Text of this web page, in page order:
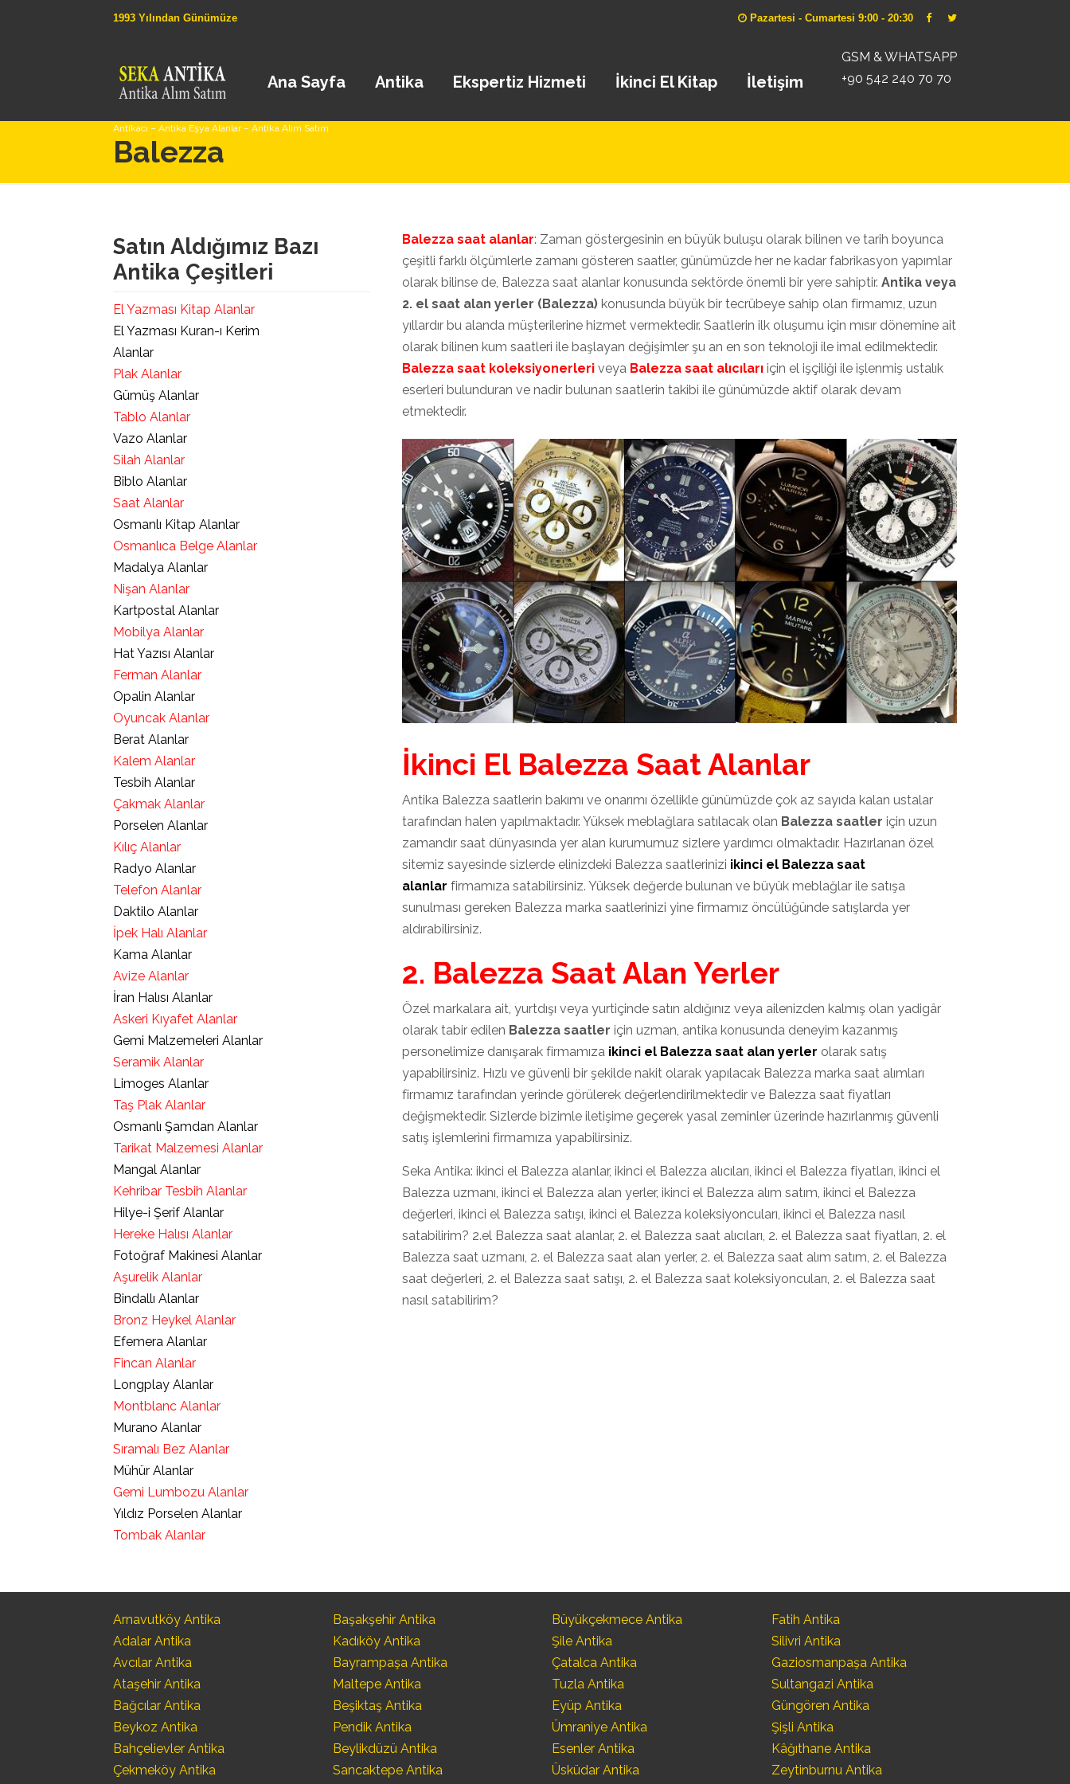
1993 Yılından Günümüze Pazartesi - Cumartesi 9:00 - 20:30
Antikacı – Antika Eşya Alanlar – Antika Alım Satım
GSM & WHATSAPP
+90 542 240 70 70
Ana Sayfa Antika Ekspertiz Hizmeti İkinci El Kitap İletişim
Balezza
Balezza saat alanlar: Zaman göstergesinin en büyük buluşu olarak bilinen ve tarih boyunca
çeşitli farklı ölçümlerle zamanı gösteren saatler, günümüzde her ne kadar fabrikasyon yapımlar
olarak bilinse de, Balezza saat alanlar konusunda sektörde önemli bir yere sahiptir. Antika veya
2. el saat alan yerler (Balezza) konusunda büyük bir tecrübeye sahip olan firmamız, uzun
yıllardır bu alanda müşterilerine hizmet vermektedir. Saatlerin ilk oluşumu için mısır dönemine ait
olarak bilinen kum saatleri ile başlayan değişimler şu an en son teknoloji ile imal edilmektedir.
Balezza saat koleksiyonerleri veya Balezza saat alıcıları için el işçiliği ile işlenmiş ustalık
eserleri bulunduran ve nadir bulunan saatlerin takibi ile günümüzde aktif olarak devam
etmektedir.
İkinci El Balezza Saat Alanlar
Antika Balezza saatlerin bakımı ve onarımı özellikle günümüzde çok az sayıda kalan ustalar
tarafından halen yapılmaktadır. Yüksek meblağlara satılacak olan Balezza saatler için uzun
zamandır saat dünyasında yer alan kurumumuz sizlere yardımcı olmaktadır. Hazırlanan özel
sitemiz sayesinde sizlerde elinizdeki Balezza saatlerinizi ikinci el Balezza saat
alanlar firmamıza satabilirsiniz. Yüksek değerde bulunan ve büyük meblağlar ile satışa
sunulması gereken Balezza marka saatlerinizi yine firmamız öncülüğünde satışlarda yer
aldırabilirsiniz.
2. Balezza Saat Alan Yerler
Özel markalara ait, yurtdışı veya yurtiçinde satın aldığınız veya ailenizden kalmış olan yadigâr
olarak tabir edilen Balezza saatler için uzman, antika konusunda deneyim kazanmış
personelimize danışarak firmamıza ikinci el Balezza saat alan yerler olarak satış
yapabilirsiniz. Hızlı ve güvenli bir şekilde nakit olarak yapılacak Balezza marka saat alımları
firmamız tarafından yerinde görülerek değerlendirilmektedir ve Balezza saat fiyatları
değişmektedir. Sizlerde bizimle iletişime geçerek yasal zeminler üzerinde hazırlanmış güvenli
satış işlemlerini firmamıza yapabilirsiniz.
Seka Antika: ikinci el Balezza alanlar, ikinci el Balezza alıcıları, ikinci el Balezza fiyatları, ikinci el
Balezza uzmanı, ikinci el Balezza alan yerler, ikinci el Balezza alım satım, ikinci el Balezza
değerleri, ikinci el Balezza satışı, ikinci el Balezza koleksiyoncuları, ikinci el Balezza nasıl
satabilirim? 2.el Balezza saat alanlar, 2. el Balezza saat alıcıları, 2. el Balezza saat fiyatları, 2. el
Balezza saat uzmanı, 2. el Balezza saat alan yerler, 2. el Balezza saat alım satım, 2. el Balezza
saat değerleri, 2. el Balezza saat satışı, 2. el Balezza saat koleksiyoncuları, 2. el Balezza saat
nasıl satabilirim?
Satın Aldığımız Bazı
Antika Çeşitleri
El Yazması Kitap Alanlar
El Yazması Kuran-ı Kerim
Alanlar
Plak Alanlar
Gümüş Alanlar
Tablo Alanlar
Vazo Alanlar
Silah Alanlar
Biblo Alanlar
Saat Alanlar
Osmanlı Kitap Alanlar
Osmanlıca Belge Alanlar
Madalya Alanlar
Nişan Alanlar
Kartpostal Alanlar
Mobilya Alanlar
Hat Yazısı Alanlar
Ferman Alanlar
Opalin Alanlar
Oyuncak Alanlar
Berat Alanlar
Kalem Alanlar
Tesbih Alanlar
Çakmak Alanlar
Porselen Alanlar
Kılıç Alanlar
Radyo Alanlar
Telefon Alanlar
Daktilo Alanlar
İpek Halı Alanlar
Kama Alanlar
Avize Alanlar
İran Halısı Alanlar
Askeri Kıyafet Alanlar
Gemi Malzemeleri Alanlar
Seramik Alanlar
Limoges Alanlar
Taş Plak Alanlar
Osmanlı Şamdan Alanlar
Tarikat Malzemesi Alanlar
Mangal Alanlar
Kehribar Tesbih Alanlar
Hilye-i Şerif Alanlar
Hereke Halısı Alanlar
Fotoğraf Makinesi Alanlar
Aşurelik Alanlar
Bindallı Alanlar
Bronz Heykel Alanlar
Efemera Alanlar
Fincan Alanlar
Longplay Alanlar
Montblanc Alanlar
Murano Alanlar
Sıramalı Bez Alanlar
Mühür Alanlar
Gemi Lumbozu Alanlar
Yıldız Porselen Alanlar
Tombak Alanlar
Arnavutköy Antika
Adalar Antika
Avcılar Antika
Ataşehir Antika
Bağcılar Antika
Beykoz Antika
Bahçelievler Antika
Çekmeköy Antika
Başakşehir Antika
Kadıköy Antika
Bayrampaşa Antika
Maltepe Antika
Beşiktaş Antika
Pendik Antika
Beylikdüzü Antika
Sancaktepe Antika
Büyükçekmece Antika
Şile Antika
Çatalca Antika
Tuzla Antika
Eyüp Antika
Ümraniye Antika
Esenler Antika
Üsküdar Antika
Fatih Antika
Silivri Antika
Gaziosmanpaşa Antika
Sultangazi Antika
Güngören Antika
Şişli Antika
Kâğıthane Antika
Zeytinburnu Antika